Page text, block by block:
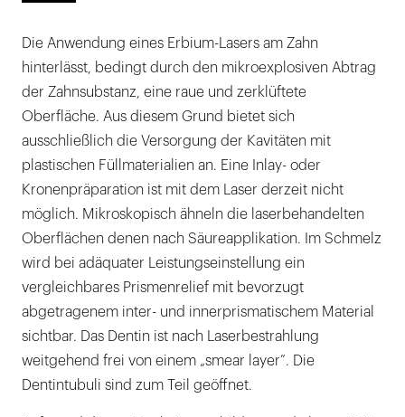
Die Anwendung eines Erbium-Lasers am Zahn
hinterlässt, bedingt durch den mikroexplosiven Abtrag
der Zahnsubstanz, eine raue und zerklüftete
Oberfläche. Aus diesem Grund bietet sich
ausschließlich die Versorgung der Kavitäten mit
plastischen Füllmaterialien an. Eine Inlay- oder
Kronenpräparation ist mit dem Laser derzeit nicht
möglich. Mikroskopisch ähneln die laserbehandelten
Oberflächen denen nach Säureapplikation. Im Schmelz
wird bei adäquater Leistungseinstellung ein
vergleichbares Prismenrelief mit bevorzugt
abgetragenem inter- und innerprismatischem Material
sichtbar. Das Dentin ist nach Laserbestrahlung
weitgehend frei von einem „smear layer”. Die
Dentintubuli sind zum Teil geöffnet.